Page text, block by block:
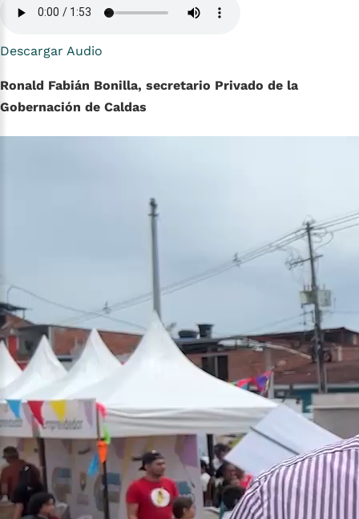
Descargar Audio
Ronald Fabián Bonilla, secretario Privado de la
Gobernación de Caldas